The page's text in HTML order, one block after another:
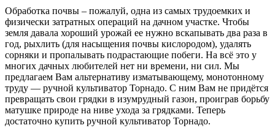
Обработка почвы – пожалуй, одна из самых трудоемких и
физически затратных операций на дачном участке. Чтобы
земля давала хороший урожай ее нужно вскапывать два раза в
год, рыхлить (для насыщения почвы кислородом), удалять
сорняки и пропалывать подрастающие побеги. На всё это у
многих дачных любителей нет ни времени, ни сил. Мы
предлагаем Вам альтернативу изматывающему, монотонному
труду — ручной культиватор Торнадо. С ним Вам не придётся
превращать свои грядки в изумрудный газон, проиграв борьбу
матушке природе на ниве ухода за грядками. Теперь
достаточно купить ручной культиватор Торнадо.